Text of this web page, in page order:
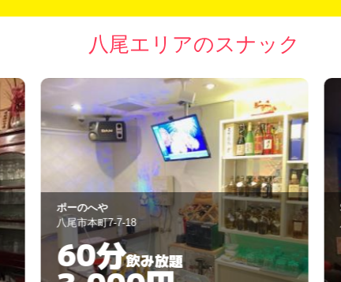
八尾エリアのスナック
Snack にこり
八尾市山本町南1丁目3-13
60分飲み放題